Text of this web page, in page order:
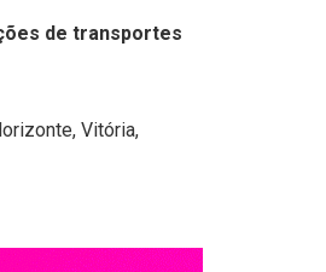
de transportes
Vitória,